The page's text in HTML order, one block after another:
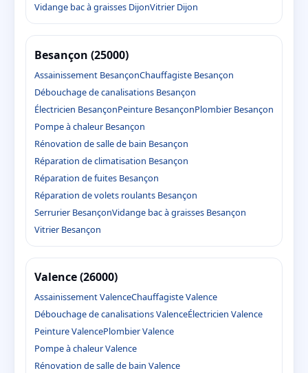
Vidange bac à graisses DijonVitrier Dijon
Besançon (25000)
Assainissement BesançonChauffagiste Besançon
Débouchage de canalisations Besançon
Électricien BesançonPeinture BesançonPlombier Besançon
Pompe à chaleur Besançon
Rénovation de salle de bain Besançon
Réparation de climatisation Besançon
Réparation de fuites Besançon
Réparation de volets roulants Besançon
Serrurier BesançonVidange bac à graisses Besançon
Vitrier Besançon
Valence (26000)
Assainissement ValenceChauffagiste Valence
Débouchage de canalisations ValenceÉlectricien Valence
Peinture ValencePlombier Valence
Pompe à chaleur Valence
Rénovation de salle de bain Valence